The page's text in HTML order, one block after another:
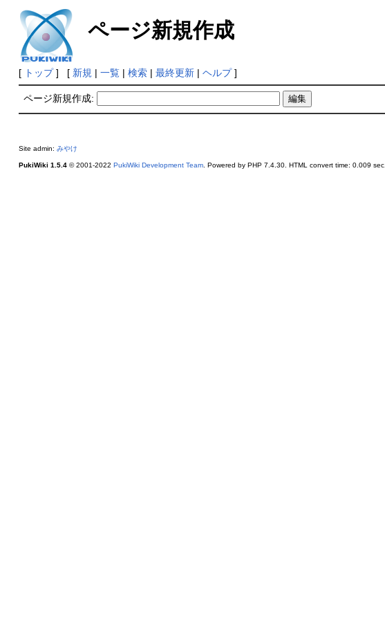
ページ新規作成
[ トップ] [ 新規 | 一覧| 検索| 最終更新| ヘルプ]
ページ新規作成:
Site admin: みやけ
PukiWiki 1.5.4© 2001-2022 PukiWiki Development Team. Powered by PHP 7.4.30. HTML convert time: 0.009 sec.